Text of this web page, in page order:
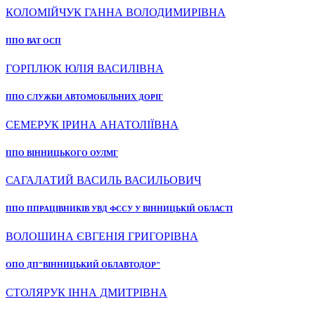
КОЛОМІЙЧУК ГАННА ВОЛОДИМИРІВНА
ППО ВАТ ОСП
ГОРПЛЮК ЮЛІЯ ВАСИЛІВНА
ППО СЛУЖБИ АВТОМОБІЛЬНИХ ДОРІГ
СЕМЕРУК ІРИНА АНАТОЛІЇВНА
ППО ВІННИЦЬКОГО ОУЛМГ
САГАЛАТИЙ ВАСИЛЬ ВАСИЛЬОВИЧ
ППО ППРАЦІВНИКІВ УВД ФССУ У ВІННИЦЬКІЙ ОБЛАСТІ
ВОЛОШИНА ЄВГЕНІЯ ГРИГОРІВНА
ОПО ДП"ВІННИЦЬКИЙ ОБЛАВТОДОР"
СТОЛЯРУК ІННА ДМИТРІВНА